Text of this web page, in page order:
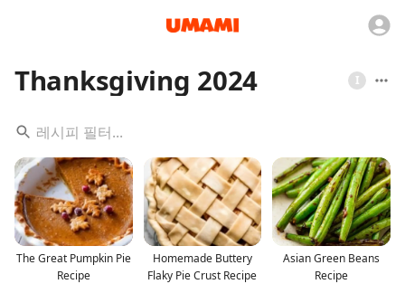
Thanksgiving 2024 I
The Great Pumpkin Pie
Recipe
Homemade Buttery
Flaky Pie Crust Recipe
Asian Green Beans
Recipe